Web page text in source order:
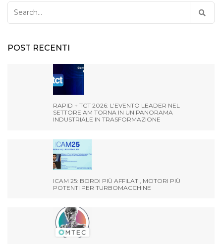
POST RECENTI
RAPID + TCT 2026: L’EVENTO LEADER NEL
SETTORE AM TORNA IN UN PANORAMA
INDUSTRIALE IN TRASFORMAZIONE
ICAM 25: BORDI PIÙ AFFILATI, MOTORI PIÙ
POTENTI PER TURBOMACCHINE